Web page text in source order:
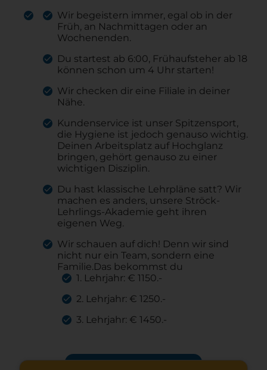
Wir begeistern immer, egal ob in der
Früh, an Nachmittagen oder an
Wochenenden.
Du startest ab 6:00, Frühaufsteher ab 18
können schon um 4 Uhr starten!
Wir checken dir eine Filiale in deiner
Nähe.
Kundenservice ist unser Spitzensport,
die Hygiene ist jedoch genauso wichtig.
Deinen Arbeitsplatz auf Hochglanz
bringen, gehört genauso zu einer
wichtigen Disziplin.
Du hast klassische Lehrpläne satt? Wir
machen es anders, unsere Ströck-
Lehrlings-Akademie geht ihren
eigenen Weg.
Wir schauen auf dich! Denn wir sind
nicht nur ein Team, sondern eine
Familie.Das bekommst du
1. Lehrjahr: € 1150.-
2. Lehrjahr: € 1250.-
3. Lehrjahr: € 1450.-